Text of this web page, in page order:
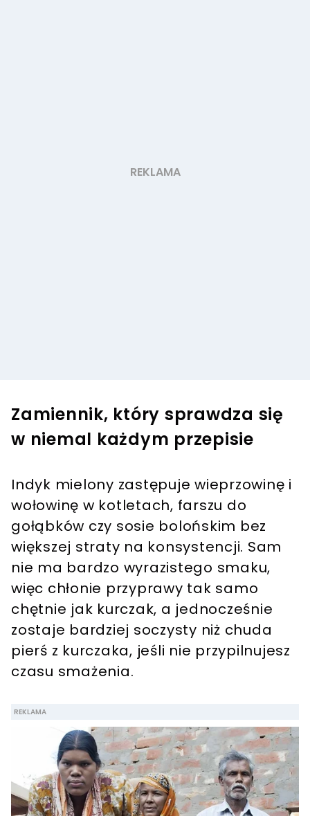
Zamiennik, który sprawdza się
w niemal każdym przepisie
Indyk mielony zastępuje wieprzowinę i
wołowinę w kotletach, farszu do
gołąbków czy sosie bolońskim bez
większej straty na konsystencji. Sam
nie ma bardzo wyrazistego smaku,
więc chłonie przyprawy tak samo
chętnie jak kurczak, a jednocześnie
zostaje bardziej soczysty niż chuda
pierś z kurczaka, jeśli nie przypilnujesz
czasu smażenia.